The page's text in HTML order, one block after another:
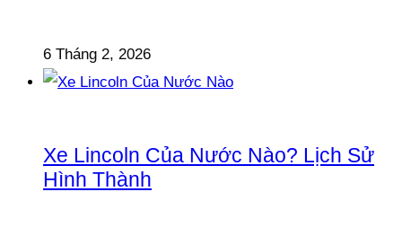
6 Tháng 2, 2026
Xe Lincoln Của Nước Nào? Lịch Sử
Hình Thành